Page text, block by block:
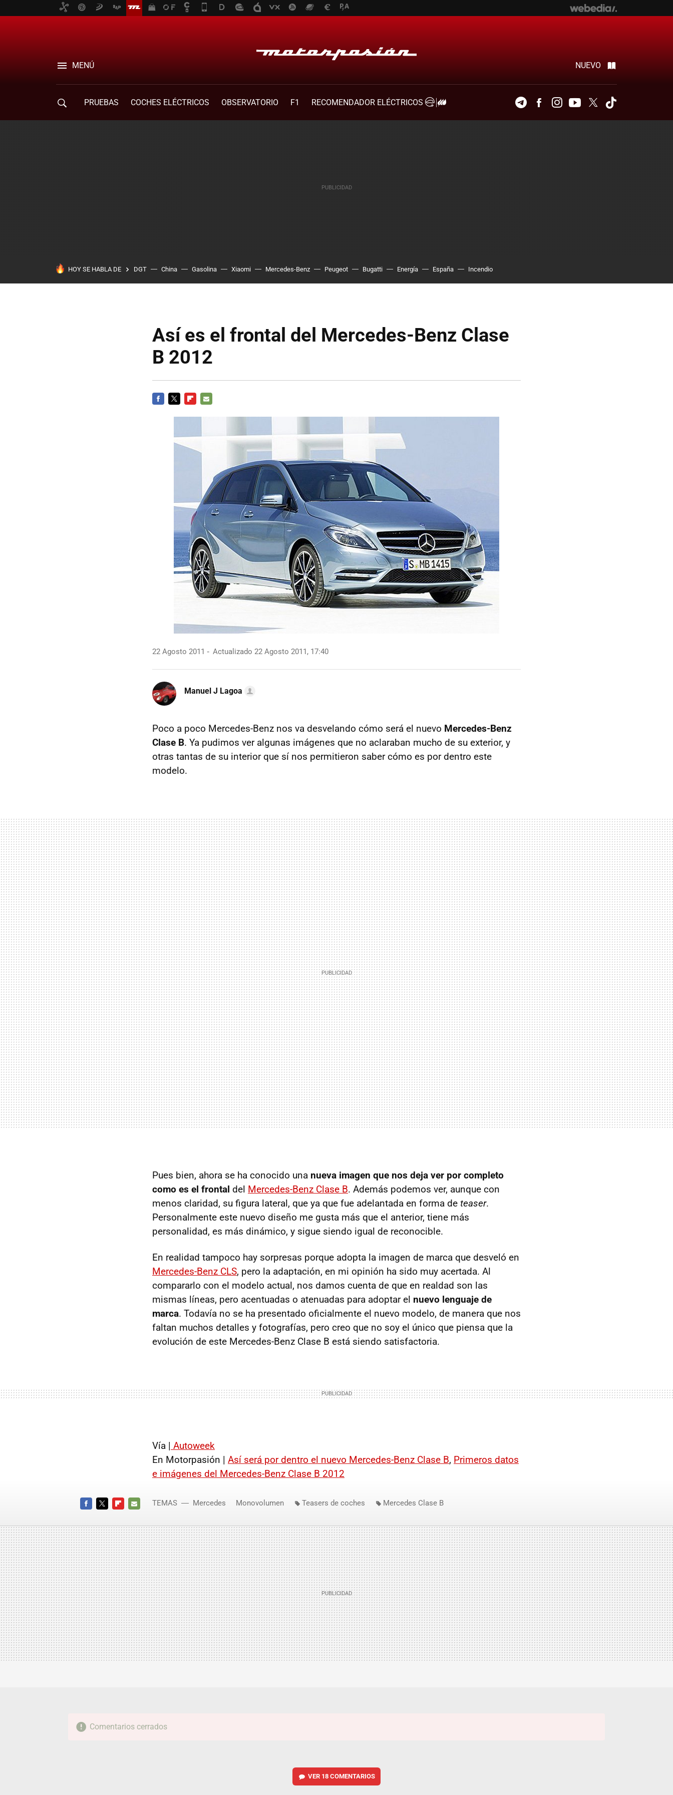
MENÚ NUEVO
PRUEBAS COCHES ELÉCTRICOS OBSERVATORIO F1
RECOMENDADOR ELÉCTRICOS
TelegramFacebookInstagramYoutubeTwitter
HOY SE HABLA DE DGT China Gasolina Xiaomi Mercedes-Benz Peugeot Bugatti Energía España Incendio
Así es el frontal del Mercedes-Benz Clase
B 2012
22 Agosto 2011 Actualizado 22 Agosto 2011, 17:40
Manuel J Lagoa
Poco a poco Mercedes-Benz nos va desvelando cómo será el nuevo Mercedes-Benz
Clase B. Ya pudimos ver algunas imágenes que no aclaraban mucho de su exterior, y
otras tantas de su interior que sí nos permitieron saber cómo es por dentro este
modelo.
Pues bien, ahora se ha conocido una nueva imagen que nos deja ver por completo
como es el frontal del Mercedes-Benz Clase B. Además podemos ver, aunque con
menos claridad, su figura lateral, que ya que fue adelantada en forma de teaser.
Personalmente este nuevo diseño me gusta más que el anterior, tiene más
personalidad, es más dinámico, y sigue siendo igual de reconocible.
En realidad tampoco hay sorpresas porque adopta la imagen de marca que desveló en
Mercedes-Benz CLS, pero la adaptación, en mi opinión ha sido muy acertada. Al
compararlo con el modelo actual, nos damos cuenta de que en realdad son las
mismas líneas, pero acentuadas o atenuadas para adoptar el nuevo lenguaje de
marca. Todavía no se ha presentado oficialmente el nuevo modelo, de manera que nos
faltan muchos detalles y fotografías, pero creo que no soy el único que piensa que la
evolución de este Mercedes-Benz Clase B está siendo satisfactoria.
Vía | Autoweek
En Motorpasión | Así será por dentro el nuevo Mercedes-Benz Clase B, Primeros datos
e imágenes del Mercedes-Benz Clase B 2012
MAIL
TEMAS Mercedes Monovolumen Teasers de coches Mercedes Clase B
Comentarios cerrados
VER 18 COMENTARIOS